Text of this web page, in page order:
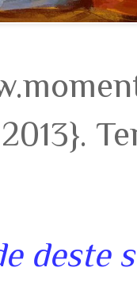
deste